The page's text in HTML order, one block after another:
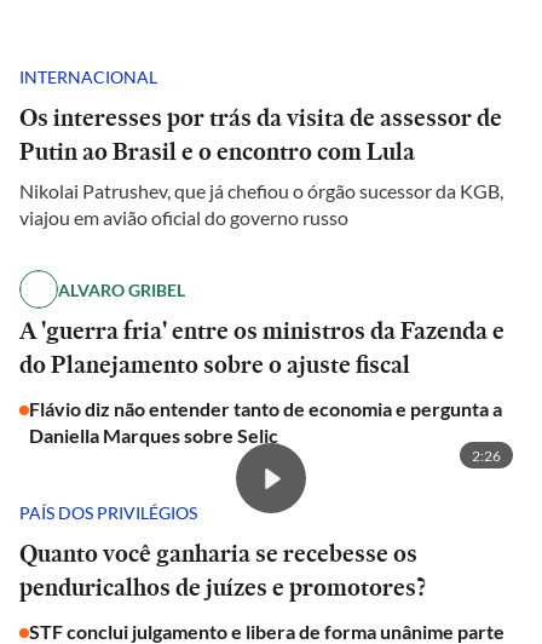
INTERNACIONAL
Os interesses por trás da visita de assessor de
Putin ao Brasil e o encontro com Lula
Nikolai Patrushev, que já chefiou o órgão sucessor da KGB,
viajou em avião oficial do governo russo
ALVARO GRIBEL
A 'guerra fria' entre os ministros da Fazenda e
do Planejamento sobre o ajuste fiscal
Flávio diz não entender tanto de economia e pergunta a
Daniella Marques sobre Selic
2:26
PAÍS DOS PRIVILÉGIOS
Quanto você ganharia se recebesse os
penduricalhos de juízes e promotores?
STF conclui julgamento e libera de forma unânime parte